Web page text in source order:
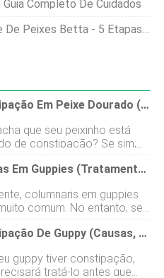
Completo De Cuidados
Betta - 5 Etapas Para O Sucesso
Constipação Em Peixe Dourado (tratamento, Causas, Prevenção, Sintomas)
que seu peixinho está
de constipação? Se sim,
o artigo certo. Aqui
como são os
dourado. Mas você
aprenderá muito mais! Por
prevenir e se é fatal. Então
lendo para descobrir tudo o
precisa saber sobre
Colunas Em Guppies (tratamento, Causas, Prevenção)
columnaris em guppies
comum. No entanto, se
você precisará certificar-se
está tratando-o rapidamente.
espalhar para o resto dos
tanque, No entanto,
Constipação De Guppy (causas, Sintomas, Tratamentos, Prevenção)
guppy tiver constipação,
tratá-lo antes que